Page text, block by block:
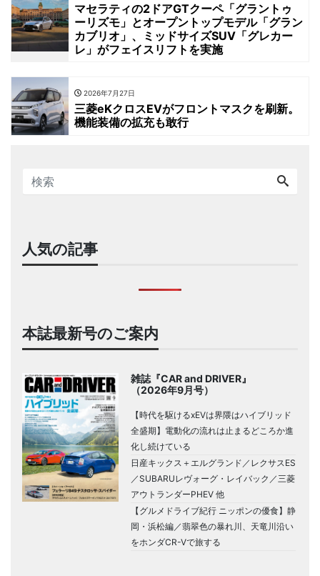
マセラティの2ドアGTクーペ「グラントゥ
ーリズモ」とオープントップモデル「グラン
カブリオ」、ミッドサイズSUV「グレカー
レ」がフェイスリフトを実施
2026年7月27日
三菱eKクロスEVがフロントマスクを刷新。
機能装備の拡充も敢行
人気の記事
本誌最新号のご案内
雑誌『CAR and DRIVER』
（2026年9月号）
【時代を駆けるxEVは界隈はハイブリッド
全盛期】電動化の流れは止まるどころか進
化し続けている
日産キックス＋エルグランド／レクサスES
／SUBARUレヴォーグ・レイバック／三菱
アウトランダーPHEV 他
【グルメドライブ紀行 ニッポンの優食】静
岡・浜松編／翡翠色の暴れ川、天竜川沿い
をホンダCR-Vで旅する